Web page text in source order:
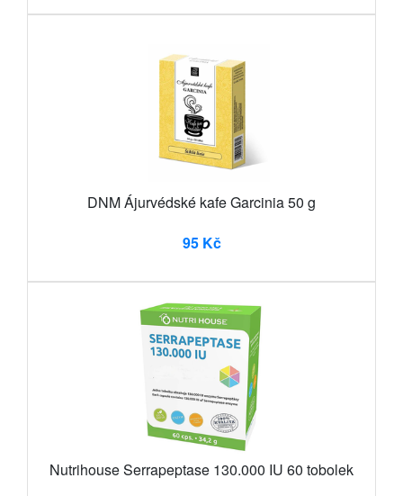
DNM Ájurvédské kafe Garcinia 50 g
95 Kč
Nutrihouse Serrapeptase 130.000 IU 60 tobolek